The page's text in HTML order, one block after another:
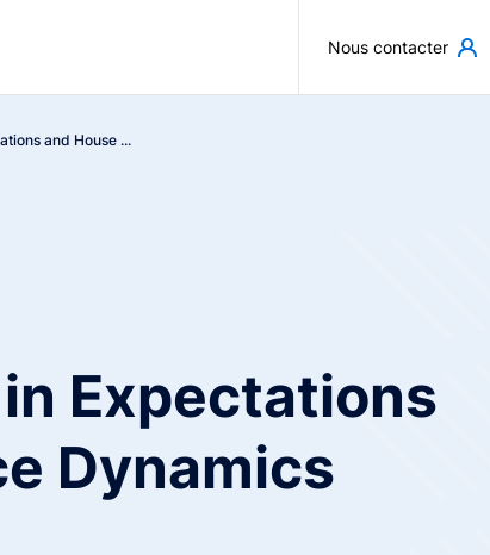
Nous contacter
and House ...
Expectations
Dynamics